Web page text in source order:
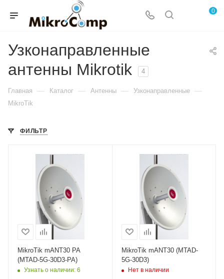
0
Узконаправленные
антенны Mikrotik
4
Главная — Каталог — Антенны — Узконаправленные —
MikroTik
ФИЛЬТР
MikroTik mANT30 PA
(MTAD-5G-30D3-PA)
Узнать о наличии: 6
MikroTik mANT30 (MTAD-
5G-30D3)
Нет в наличии